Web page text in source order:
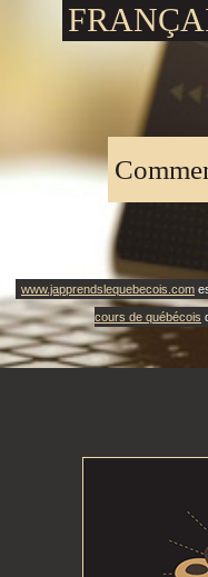
www.japprendslequebecois.com
cours de québécois